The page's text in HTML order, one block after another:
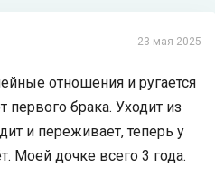
23 мая 2025
отношения и ругается
первого брака. Уходит из
и переживает, теперь у
Моей дочке всего 3 года.